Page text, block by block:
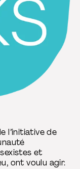
l’initiative de
et
ont voulu agir.